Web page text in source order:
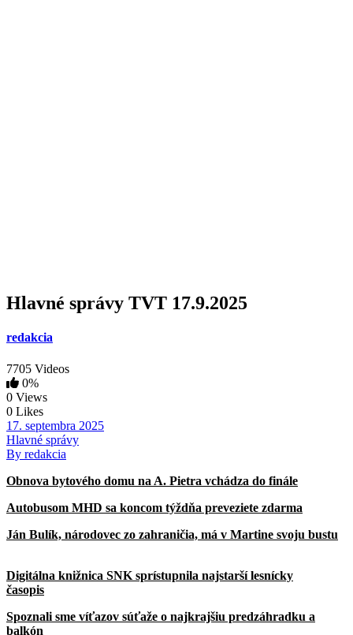
Hlavné správy TVT 17.9.2025
redakcia
7705 Videos
0%
0 Views
0 Likes
17. septembra 2025
Hlavné správy
By redakcia
Obnova bytového domu na A. Pietra vchádza do finále
Autobusom MHD sa koncom týždňa preveziete zdarma
Ján Bulík, národovec zo zahraničia, má v Martine svoju bustu
Digitálna knižnica SNK sprístupnila najstarší lesnícky
časopis
Spoznali sme víťazov súťaže o najkrajšiu predzáhradku a
balkón